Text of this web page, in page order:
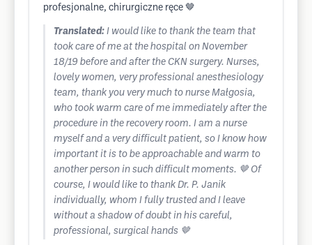
profesjonalne, chirurgiczne ręce 🤎
Translated: I would like to thank the team that
took care of me at the hospital on November
18/19 before and after the CKN surgery. Nurses,
lovely women, very professional anesthesiology
team, thank you very much to nurse Małgosia,
who took warm care of me immediately after the
procedure in the recovery room. I am a nurse
myself and a very difficult patient, so I know how
important it is to be approachable and warm to
another person in such difficult moments. 🤎 Of
course, I would like to thank Dr. P. Janik
individually, whom I fully trusted and I leave
without a shadow of doubt in his careful,
professional, surgical hands 🤎